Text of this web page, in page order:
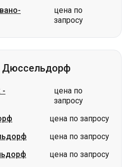
цена по
запросу
Дюссельдорф
-
цена по
запросу
цена по запросу
цена по запросу
цена по запросу